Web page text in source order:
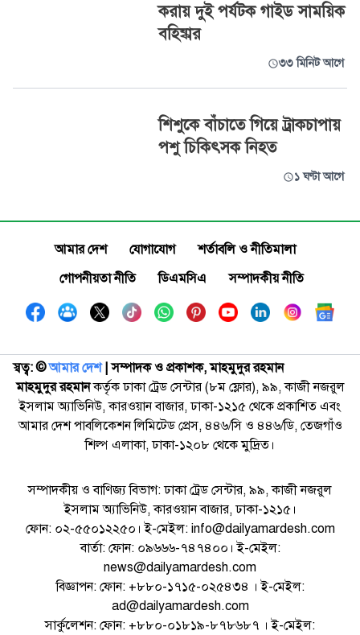
করায় দুই পর্যটক গাইড সাময়িক
বহিষ্কার
৩৩ মিনিট আগে
শিশুকে বাঁচাতে গিয়ে ট্রাকচাপায়
পশু চিকিৎসক নিহত
১ ঘণ্টা আগে
আমার দেশ যোগাযোগ
শর্তাবলি ও নীতিমালা
গোপনীয়তা নীতি
ডিএমসিএ সম্পাদকীয় নীতি
স্বত্ব: ©️আমার দেশ| সম্পাদক ও প্রকাশক, মাহমুদুর রহমান
মাহমুদুর রহমানকর্তৃক ঢাকা ট্রেড সেন্টার (৮ম ফ্লোর), ৯৯, কাজী নজরুল
ইসলাম অ্যাভিনিউ, কারওয়ান বাজার, ঢাকা-১২১৫ থেকে প্রকাশিত এবং
আমার দেশ পাবলিকেশন লিমিটেড প্রেস, ৪৪৬/সি ও ৪৪৬/ডি, তেজগাঁও
শিল্প এলাকা, ঢাকা-১২০৮ থেকে মুদ্রিত।
সম্পাদকীয় ও বাণিজ্য বিভাগ: ঢাকা ট্রেড সেন্টার, ৯৯, কাজী নজরুল
ইসলাম অ্যাভিনিউ, কারওয়ান বাজার, ঢাকা-১২১৫।
ফোন: ০২-৫৫০১২২৫০। ই-মেইল: info@dailyamardesh.com
বার্তা: ফোন: ০৯৬৬৬-৭৪৭৪০০। ই-মেইল:
news@dailyamardesh.com
বিজ্ঞাপন: ফোন: +৮৮০-১৭১৫-০২৫৪৩৪ । ই-মেইল:
ad@dailyamardesh.com
সার্কুলেশন: ফোন: +৮৮০-০১৮১৯-৮৭৮৬৮৭ । ই-মেইল: